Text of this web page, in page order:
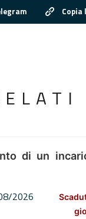
Copia
di un
2026